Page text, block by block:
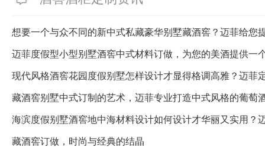
省成都迈菲酒柜酒窖供应商，
端的服务和无可挑剔的答复！
有帮助(413) 分享
想要一个与众不同的新中式私藏豪华别墅藏酒窖？迈菲给您
迈菲度假型小型别墅酒窖中式材料订做，为您的美酒提供一
藏酒窖别墅中式订制的艺术，迈菲专业打造中式风格的葡萄
海滨度假别墅酒窖地中海材料设计如何设计才华丽又实用？
藏酒窖订做，时尚与经典的结晶